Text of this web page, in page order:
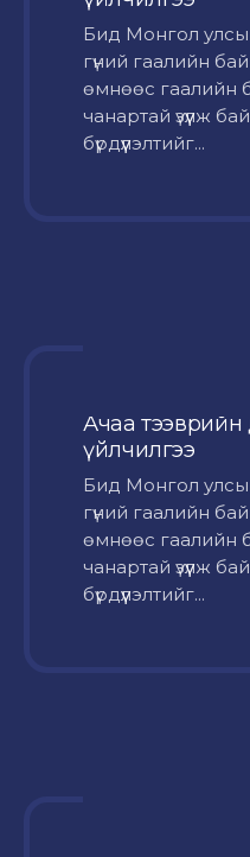
Бид Монгол
гүний гаалийн
өмнөөс гаалийн
чанартай үзүүлж
бүрдүүлэлтийг...
Ачаа тээврийн
үйлчилгээ
Бид Монгол
гүний гаалийн
өмнөөс гаалийн
чанартай үзүүлж
бүрдүүлэлтийг...